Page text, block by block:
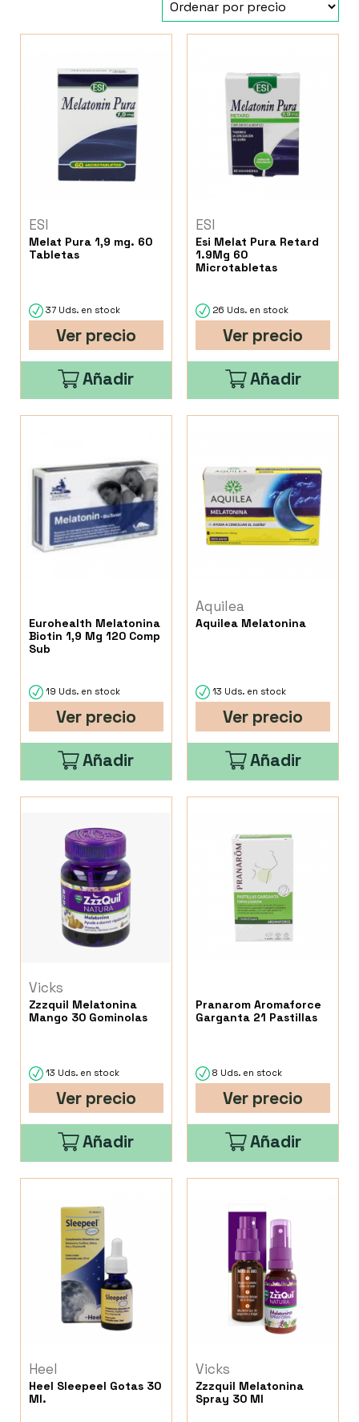
ESI
Melat Pura 1,9 mg. 60
Tabletas
37 Uds. en stock
Ver precio
Añadir
ESI
Esi Melat Pura Retard
1.9Mg 60
Microtabletas
26 Uds. en stock
Ver precio
Añadir
Eurohealth Melatonina
Biotin 1,9 Mg 120 Comp
Sub
19 Uds. en stock
Ver precio
Añadir
Aquilea
Aquilea Melatonina
13 Uds. en stock
Ver precio
Añadir
Vicks
Zzzquil Melatonina
Mango 30 Gominolas
13 Uds. en stock
Ver precio
Añadir
Pranarom Aromaforce
Garganta 21 Pastillas
8 Uds. en stock
Ver precio
Añadir
Heel
Heel Sleepeel Gotas 30
Ml.
Vicks
Zzzquil Melatonina
Spray 30 Ml